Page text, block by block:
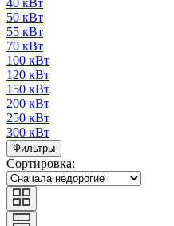
50 кВт
55 кВт
70 кВт
100 кВт
120 кВт
150 кВт
200 кВт
250 кВт
300 кВт
Фильтры
Сортировка: